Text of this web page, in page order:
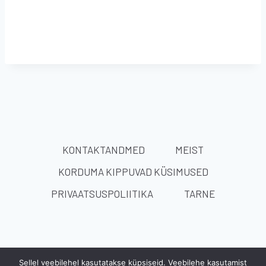
KONTAKTANDMED
MEIST
KORDUMA KIPPUVAD KÜSIMUSED
PRIVAATSUSPOLIITIKA
TARNE
© 2026 BEMER Estonia |Tietosuoja|BEMER Group
Sellel veebilehel kasutatakse küpsiseid. Veebilehe kasutamist